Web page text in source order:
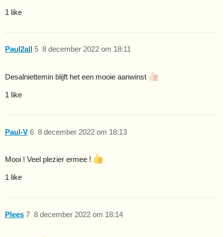
1 like
Paul2all 8 december 2022 om 18:11
5
Desalniettemin blijft het een mooie aanwinst
1 like
Paul-V 8 december 2022 om 18:13
6
Mooi ! Veel plezier ermee !
1 like
Plees 8 december 2022 om 18:14
7